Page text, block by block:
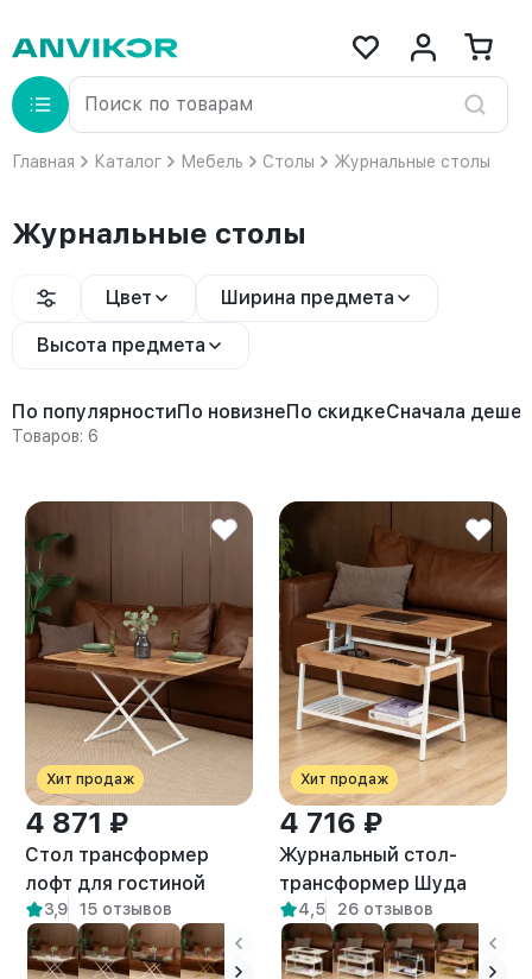
Главная Каталог Мебель Столы Журнальные столы
Журнальные столы
Цвет Ширина предмета
Высота предмета
По популярностиПо новизнеПо скидкеСначала
Товаров: 6
Хит продаж
4 871 ₽
Стол трансформер
лофт для гостиной
Кемь белый/амаретто
3,9 15 отзывов
Хит продаж
4 716 ₽
Журнальный стол-
трансформер Шуда
белый/амаретто
4,5 26 отзывов